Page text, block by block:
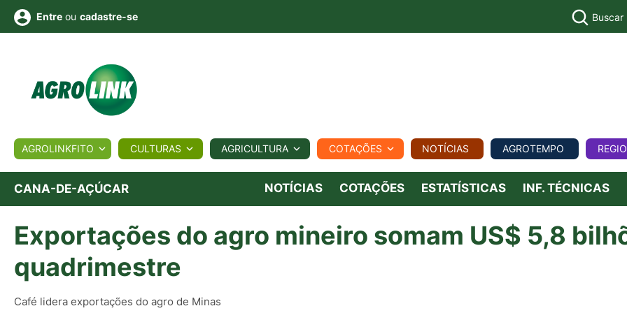
BIOLÓGICOS COTAÇÕES NOTÍCIAS AGROTEMPO REGIONAL COMERCIAL AGROVIAGENS
Conversor Colunistas Eventos
e
Vídeos
Entre ou cadastre-se Buscar
AGROLINKFITO CULTURAS AGRICULTURA COTAÇÕES NOTÍCIAS AGROTEMPO
CANA-DE-AÇÚCAR NOTÍCIAS COTAÇÕES ESTATÍSTICAS INF. TÉCNICAS
Exportações do agro mineiro somam US$ 5,8
quadrimestre
Café lidera exportações do agro de Minas